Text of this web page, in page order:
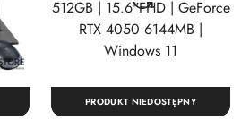
PRODUKT NIEDOSTĘPNY